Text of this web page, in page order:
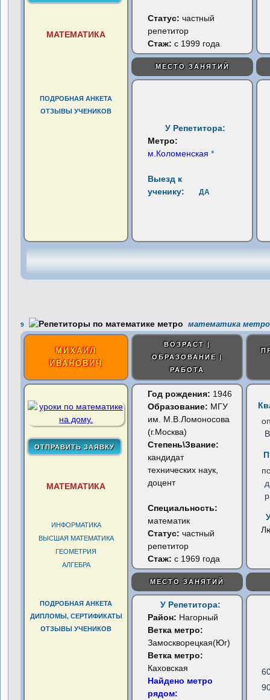
МАТЕМАТИКА
ПОДРОБНАЯ АНКЕТА
ОТЗЫВЫ УЧЕНИКОВ
Статус:частный
репетитор
Стаж: с 1999 года
МЕСТО ЗАНЯТИЙ
У Репетитора:
Метро:
м.Коломенская *
Выезд к
ученику:
ДА
9 математика метро
МИХАИЛ
ИВАНОВИЧ
ВОЗРАСТ |
ОБРАЗОВАНИЕ |
РАБОТА
МАТЕМАТИКА
ИНФОРМАТИКА
ВЫСШАЯ МАТЕМАТИКА
ГЕОМЕТРИЯ
АЛГЕБРА
ПОДРОБНАЯ АНКЕТА
ДИПЛОМЫ, СЕРТИФИКАТЫ
ОТЗЫВЫ УЧЕНИКОВ
Год рождения: 1946
Образование: МГУ
им. М.В.Ломоносова
(г.Москва)
Степень\Звание:
кандидат
технических наук,
доцент
Специальность:
математик
Статус:частный
репетитор
Стаж: с 1969 года
МЕСТО ЗАНЯТИЙ
У Репетитора:
Район: Нагорный
Ветка метро:
Замоскворецкая(Юг)
Ветка метро:
Каховская
Найдено метро
рядом: